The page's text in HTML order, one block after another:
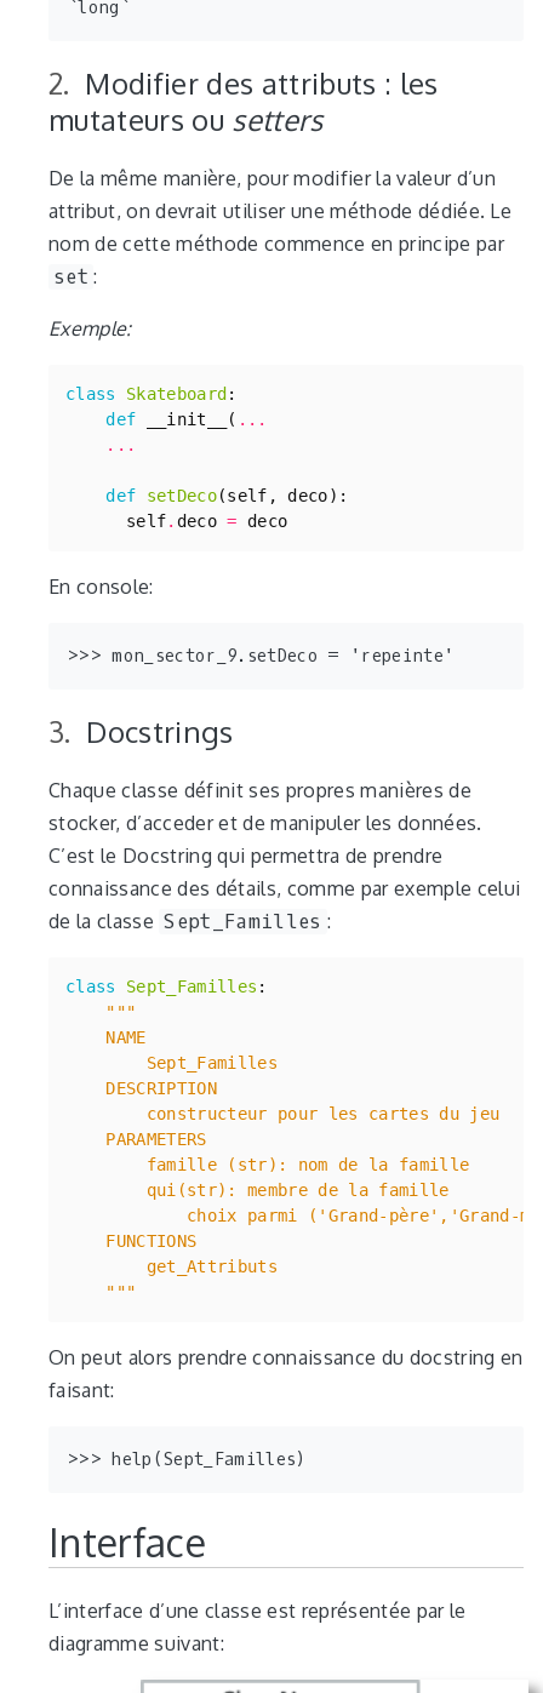
Modifier des attributs : les
mutateurs ou setters
De la même manière, pour modifier la valeur d’un
attribut, on devrait utiliser une méthode dédiée. Le
nom de cette méthode commence en principe par
set :
Exemple:
class Skateboard :
def
__init__ ( ...
...
def setDeco(self , deco):
self. deco = deco
En console:
Docstrings
Chaque classe définit ses propres manières de
stocker, d’acceder et de manipuler les données.
C’est le Docstring qui permettra de prendre
connaissance des détails, comme par exemple celui
de la classe Sept_Familles :
class Sept_Familles :
    DESCRIPTION
    """
On peut alors prendre connaissance du docstring en
faisant:
Interface
L’interface d’une classe est représentée par le
diagramme suivant: